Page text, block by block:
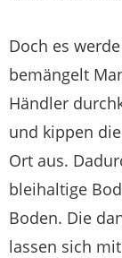
Doch es
bemängelt
Händler
und kippen
Ort aus.
bleihaltige
Boden. Die
lassen sich